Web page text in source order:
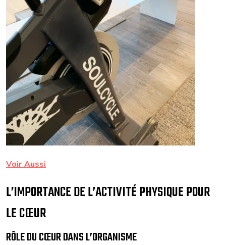
Voir Aussi
L’IMPORTANCE DE L’ACTIVITÉ PHYSIQUE POUR
LE CŒUR
RÔLE DU CŒUR DANS L’ORGANISME